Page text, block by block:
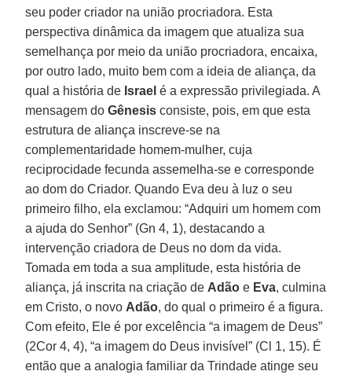
seu poder criador na união procriadora. Esta
perspectiva dinâmica da imagem que atualiza sua
semelhança por meio da união procriadora, encaixa,
por outro lado, muito bem com a ideia de aliança, da
qual a história de Israel é a expressão privilegiada. A
mensagem doGênesis consiste, pois, em que esta
estrutura de aliança inscreve-se na
complementaridade homem-mulher, cuja
reciprocidade fecunda assemelha-se e corresponde
ao dom do Criador. Quando Eva deu à luz o seu
primeiro filho, ela exclamou: “Adquiri um homem com
a ajuda do Senhor” (Gn 4, 1), destacando a
intervenção criadora de Deus no dom da vida.
Tomada em toda a sua amplitude, esta história de
aliança, já inscrita na criação de Adão e Eva, culmina
em Cristo, o novo Adão, do qual o primeiro é a figura.
Com efeito, Ele é por excelência “a imagem de Deus”
(2Cor 4, 4), “a imagem do Deus invisível” (Cl 1, 15). É
então que a analogia familiar da Trindade atinge seu